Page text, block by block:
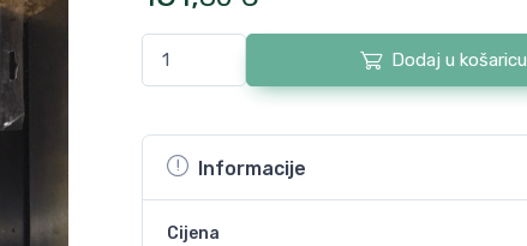
Dodaj u košaricu
Informacije
Cijena